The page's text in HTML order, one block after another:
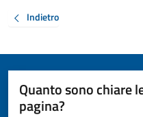
Indietro
Quanto sono chiare
pagina?